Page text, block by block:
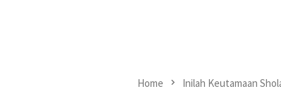
Home Inilah Keutamaan